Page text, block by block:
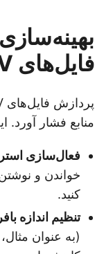
فایل‌های CSV بزرگ
منابع فشار آورد.
فعال‌سازی
خواندن و
کنید.
تنظیم اندازه بافر